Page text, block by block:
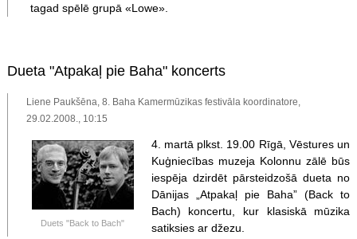
tagad spēlē grupā «Lowe».
Dueta "Atpakaļ pie Baha" koncerts
Liene Paukšēna, 8. Baha Kamermūzikas festivāla koordinatore,
29.02.2008., 10:15
Duets "Back to Bach"
4. martā plkst. 19.00 Rīgā, Vēstures un
Kuģniecības muzeja Kolonnu zālē būs
iespēja dzirdēt pārsteidzošā dueta no
Dānijas „Atpakaļ pie Baha” (Back to
Bach) koncertu, kur klasiskā mūzika
satiksies ar džezu.